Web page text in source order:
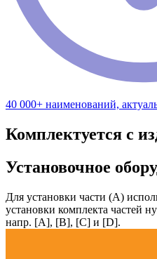
40 000+ наименований,
Комплектуется с
Установочное
Для установки части (А)
установки комплекта частей
напр. [А], [B], [С] и [D].